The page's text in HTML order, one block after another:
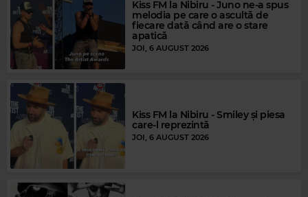
Magic Gold
JOHN LENNON – GIVE PEACE A CHANCE
Kiss FM la Nibiru - Juno ne-a spus
melodia pe care o ascultă de
fiecare dată când are o stare
apatică
JOI, 6 AUGUST 2026
Kiss FM la Nibiru - Smiley și piesa
care-l reprezintă
JOI, 6 AUGUST 2026